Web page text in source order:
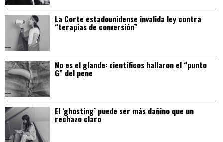
La Corte estadounidense invalida ley contra
“terapias de conversión”
No es el glande: científicos hallaron el “punto
G” del pene
El ‘ghosting’ puede ser más dañino que un
rechazo claro